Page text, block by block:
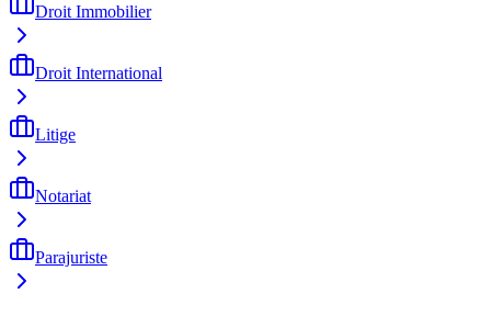
Droit Immobilier
Droit International
Litige
Notariat
Parajuriste